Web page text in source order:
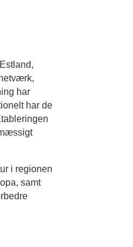
har
har de
i regionen
samt